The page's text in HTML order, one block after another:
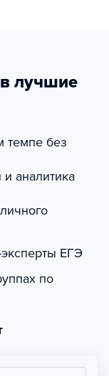
лучшие
темпе без
аналитика
ЕГЭ
по